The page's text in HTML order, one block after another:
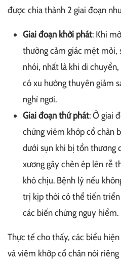
được chia thành 2 giai đoạn
Giai đoạn khởi phát: Khi
thường cảm giác mệt mỏi,
nhói, nhất là khi di
có xu hướng thuyên giảm
nghỉ ngơi.
Giai đoạn thứ phát: Ở giai
chứng viêm khớp cổ chân
dưới sụn khi bị tổn thương
xương gây chèn ép lên rễ
khó chịu. Bệnh lý nếu
trị kịp thời có thể tiến
các biến chứng nguy hiểm.
Thực tế cho thấy, các biểu
và viêm khớp cổ chân nói